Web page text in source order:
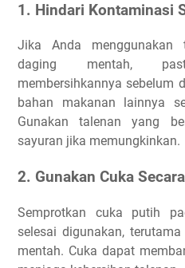
1. Hindari Kontaminasi
Jika Anda menggunakan
daging mentah,
membersihkannya sebelum
bahan makanan lainnya
Gunakan talenan yang
sayuran jika memungkinkan.
2. Gunakan Cuka
Semprotkan cuka putih
selesai digunakan,
mentah. Cuka dapat